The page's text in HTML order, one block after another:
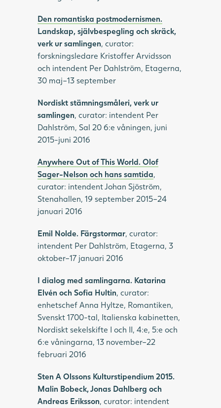
Den romantiska postmodernismen.
Landskap, självbespegling och skräck,
verk ur samlingen, curator:
forskningsledare Kristoffer Arvidsson
och intendent Per Dahlström, Etagerna,
30 maj–13 september
Nordiskt stämningsmåleri, verk ur
samlingen, curator: intendent Per
Dahlström, Sal 20 6:e våningen, juni
2015-juni 2016
Anywhere Out of This World. Olof
Sager-Nelson och hans samtida,
curator: intendent Johan Sjöström,
Stenahallen, 19 september 2015–24
januari 2016
Emil Nolde. Färgstormar, curator:
intendent Per Dahlström, Etagerna, 3
oktober–17 januari 2016
I dialog med samlingarna. Katarina
Elvén och Sofia Hultin, curator:
enhetschef Anna Hyltze, Romantiken,
Svenskt 1700-tal, Italienska kabinetten,
Nordiskt sekelskifte I och II, 4:e, 5:e och
6:e våningarna, 13 november–22
februari 2016
Sten A Olssons Kulturstipendium 2015.
Malin Bobeck, Jonas Dahlberg och
Andreas Eriksson, curator: intendent